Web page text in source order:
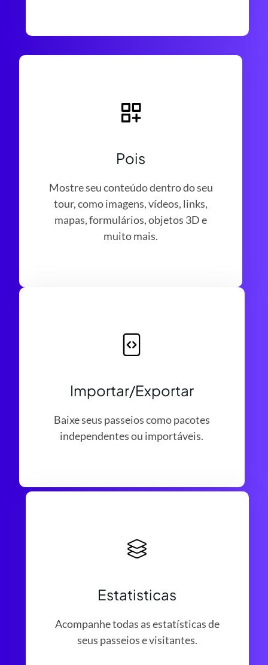
Pois
Mostre seu conteúdo dentro do seu
tour, como imagens, vídeos, links,
mapas, formulários, objetos 3D e
muito mais.
Importar/Exportar
Baixe seus passeios como pacotes
independentes ou importáveis.
Estatisticas
Acompanhe todas as estatísticas de
seus passeios e visitantes.